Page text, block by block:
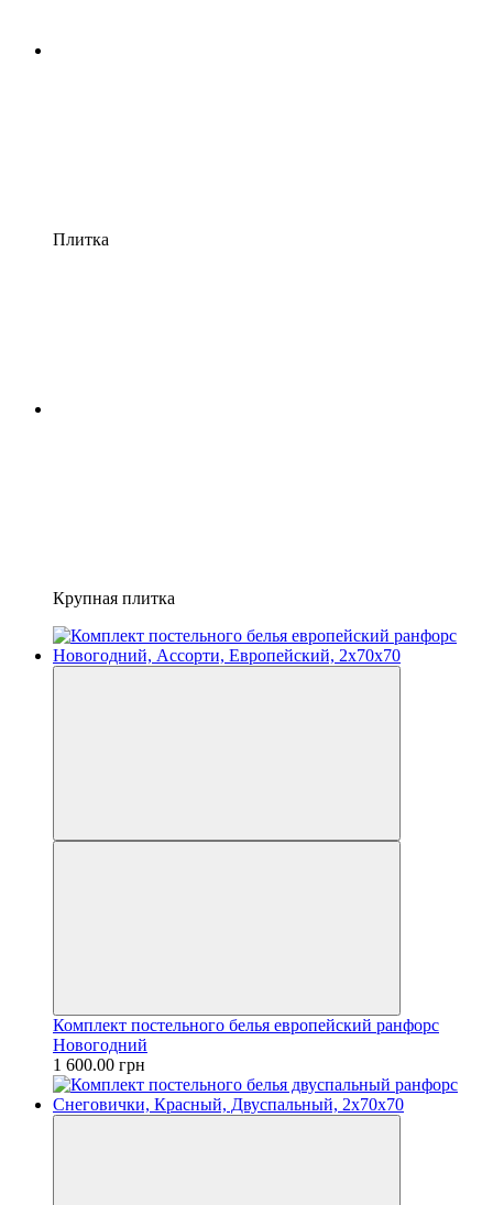
Плитка
Крупная плитка
Комплект постельного белья европейский ранфорс
Новогодний
1 600.00 грн